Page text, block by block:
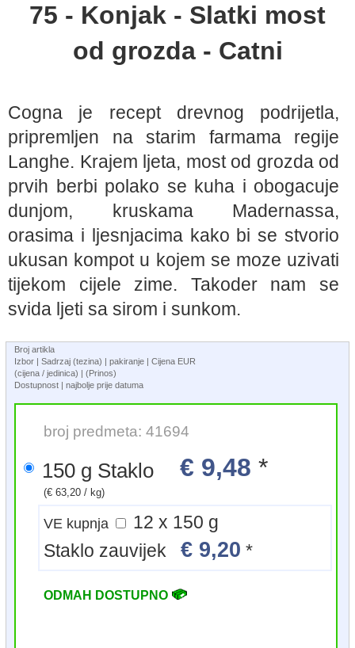
75 - Konjak - Slatki most
od grozda - Catni
Cogna je recept drevnog podrijetla,
pripremljen na starim farmama regije
Langhe. Krajem ljeta, most od grozda od
prvih berbi polako se kuha i obogacuje
dunjom, kruskama Madernassa,
orasima i ljesnjacima kako bi se stvorio
ukusan kompot u kojem se moze uzivati
tijekom cijele zime. Takoder nam se
svida ljeti sa sirom i sunkom.
Broj artikla
Izbor | Sadrzaj (tezina) | pakiranje | Cijena EUR
(cijena / jedinica) | (Prinos)
Dostupnost | najbolje prije datuma
broj predmeta: 41694
150 g Staklo € 9,48 *
(€ 63,20 / kg)
VE kupnja
12 x 150 g
Staklo zauvijek€ 9,20 *
ODMAH DOSTUPNO